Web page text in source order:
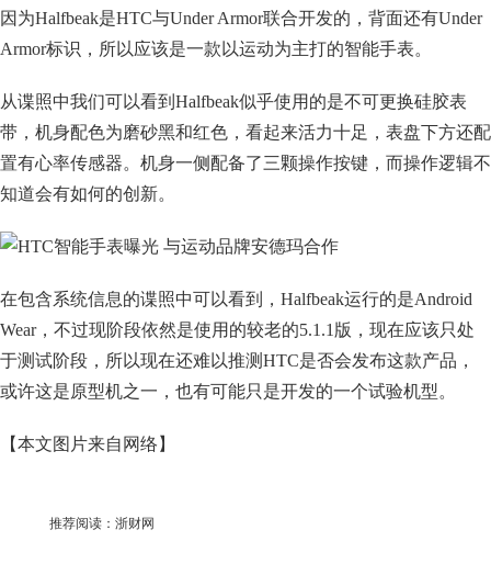
因为Halfbeak是HTC与Under Armor联合开发的，背面还有Under
Armor标识，所以应该是一款以运动为主打的智能手表。
从谍照中我们可以看到Halfbeak似乎使用的是不可更换硅胶表
带，机身配色为磨砂黑和红色，看起来活力十足，表盘下方还配
置有心率传感器。机身一侧配备了三颗操作按键，而操作逻辑不
知道会有如何的创新。
在包含系统信息的谍照中可以看到，Halfbeak运行的是Android
Wear，不过现阶段依然是使用的较老的5.1.1版，现在应该只处
于测试阶段，所以现在还难以推测HTC是否会发布这款产品，
或许这是原型机之一，也有可能只是开发的一个试验机型。
【本文图片来自网络】
推荐阅读： 浙财网